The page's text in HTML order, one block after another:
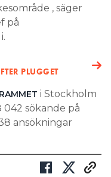
, säger
på
PLUGGET
i Stockholm
sökande på
ansökningar